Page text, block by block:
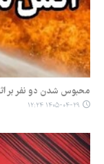
محبوس شدن دو نفر بر
۱۴۰۵-۰۴-۲۹ ۱۲:۲۴